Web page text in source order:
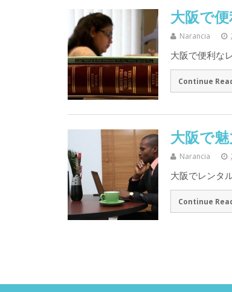
大阪で
Narancia
大阪で便利な
Continue
大阪で
Narancia
大阪でレンタ
Continue